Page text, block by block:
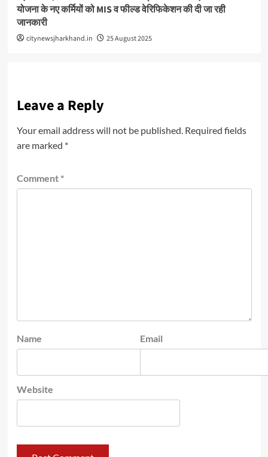
योजना के नए कर्मियों को MIS व फील्ड वेरिफिकेशन की दी जा रही
जानकारी
citynewsjharkhand.in 25 August 2025
Leave a Reply
Your email address will not be published. Required fields
are marked *
Comment *
Name Email
Website